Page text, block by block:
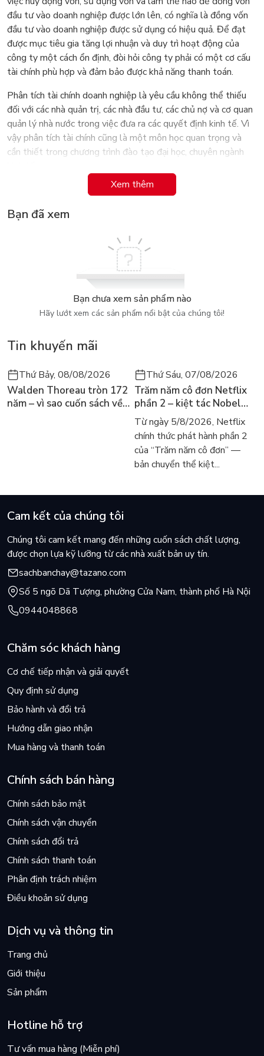
đầu tư vào doanh nghiệp được lớn lên, có nghĩa là đồng vốn
đầu tư vào doanh nghiệp được sử dụng có hiệu quả. Để đạt
được mục tiêu gia tăng lợi nhuận và duy trì hoạt động của
công ty một cách ổn định, đòi hỏi công ty phải có một cơ cấu
tài chính phù hợp và đảm bảo được khả năng thanh toán.
Phân tích tài chính doanh nghiệp là yêu cầu không thể thiếu
đối với các nhà quản trị, các nhà đầu tư, các chủ nợ và cơ quan
quản lý nhà nước trong việc đưa ra các quyết định kinh tế. Vì
vậy phân tích tài chính cũng là một môn học quan trọng và
cần thiết trong chương trình đào tạo đại học, chuyên ngành
Giáo trình Phân tích tài chính doanh nghiệp là tài liệu tham
những lý thuyết cơ bản, chuyên sâu về phân tích tài chính
trên cơ sở số liệu thực tế của nhiều loại hình doanh nghiệp.
Giáo trình do tập thể giảng viên Trường Đại học Ngân hàng
TP. Hồ Chí Minh biên soạn, là tài liệu hữu ích dùng để học tập
thực tế tại doanh nghiệp và ngân hàng.
Chương 1: TỔNG QUAN VỀ PHÂN TÍCH TÀI CHÍNH
KHÁI NIỆM, NỘI DUNG PHÂN TÍCH TÀI CHÍNH DOANH
NGHIỆP
NHIỆM VỤ PHÂN TÍCH TÀI CHÍNH DOANH NGHIỆP
PHƯƠNG PHÁP LUẬT TRONG PHÂN TÍCH
CÁC PHƯƠNG PHÁP PHÂN TÍCH NGHIỆP VỤ
CÂU HỎI ÔN TẬP CHƯƠNG 1
BÀI TẬP CHƯƠNG 1
CHƯƠNG 2: PHÂN TÍCH CHI PHÍ VÀ ĐÒN BẨY HOẠT
ĐỘNG
Ý NGHĨA, NHIỆM VỤ PHÂN TÍCH CHI PHÍ VÀ GIÁ THÀNH
SẢN PHẨM
PHÂN TÍCH GIÁ THÀNH SẢN XUẤT ĐƠN VỊ SẢN PHẨM
PHÂN TÍCH ĐIỂM HÒA VỐN VÀ ĐÒN BẢY HOẠT ĐỘNG
CÂU HỎI ÔN TẬP CHƯƠNG 2
BÀI TẬP CHƯƠNG 2
CHƯƠNG 3: PHÂN TÍCH KẾT QUẢ KINH DOANH
1. MỤC ĐÍCH CỦ PHÂN TÍCH BÁO CÁO KẾT QUẢ KINH
DOANH
2. NỘI DUNG CỦA CÁC CHỈ TIÊU TRONG BÁO CÁO KẾT
3. PHÂN TÍCH KHÁI QUÁT KẾT QUẢ KINH DOANH
4. PHÂN TÍCH CHỈ TIÊU DOANH THU THUẦN TỪ BÁN
5. PHÂN TÍCH CHỈ TIÊU LỢI NHUẬN TỪ BÁN HÀNG VÀ
CUNG CẤP DỊCH VỤ (LỢI NHUẬN HOẠT ĐỘNG KINH
DOANH CHÍNH)
CÂU HỎI ÔN TẬP CHƯƠNG 3
BÀI TẬP CHƯƠNG 3
CHƯƠNG 4: PHÂN TÍCH CƠ CẤU NGUỒN VỐN VÀ TÀI
SẢN
2. PHÂN TÍCH KHÁI QUÁT CƠ CẤU TÀI SẢN VÀ NGUỒN
VỐN
Xem thêm
Bạn đã xem
Bạn chưa xem sản phẩm nào
Hãy lướt xem các sản phẩm nổi bật của chúng tôi!
Tin khuyến mãi
Thứ Bảy, 08/08/2026
Walden Thoreau tròn 172
năm – vì sao cuốn sách về
Thứ Sáu, 07/08/2026
Trăm năm cô đơn Netflix
phần 2 – kiệt tác Nobel
trở lại màn ảnh, dòng
người tìm đọc lại García
Márquez
Từ ngày 5/8/2026, Netflix
chính thức phát hành phần 2
của “Trăm năm cô đơn” —
bản chuyển thể kiệt...
Cam kết của chúng tôi
Chúng tôi cam kết mang đến những cuốn sách chất lượng,
được chọn lựa kỹ lưỡng từ các nhà xuất bản uy tín.
sachbanchay@tazano.com
Số 5 ngõ Dã Tượng, phường Cửa Nam, thành phố Hà Nội
0944048868
Chăm sóc khách hàng
Cơ chế tiếp nhận và giải quyết
Quy định sử dụng
Bảo hành và đổi trả
Hướng dẫn giao nhận
Mua hàng và thanh toán
Chính sách bán hàng
Chính sách bảo mật
Chính sách vận chuyển
Chính sách đổi trả
Chính sách thanh toán
Phân định trách nhiệm
Điều khoản sử dụng
Dịch vụ và thông tin
Trang chủ
Giới thiệu
Sản phẩm
Hotline hỗ trợ
Tư vấn mua hàng (Miễn phí)